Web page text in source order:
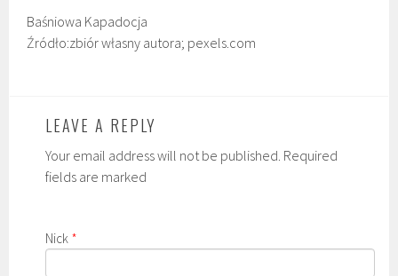
Baśniowa Kapadocja
Źródło:zbiór własny autora; pexels.com
LEAVE A REPLY
Your email address will not be published. Required
fields are marked
Nick *